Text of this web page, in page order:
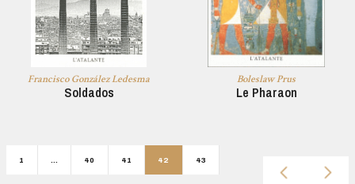
Francisco González Ledesma
Soldados
Boleslaw Prus
Le Pharaon
1 40 41 42 43